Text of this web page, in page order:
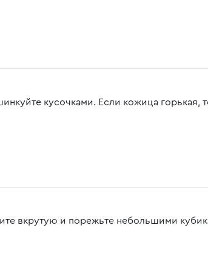
кусочками. Если кожица горькая,
вкрутую и порежьте небольшими